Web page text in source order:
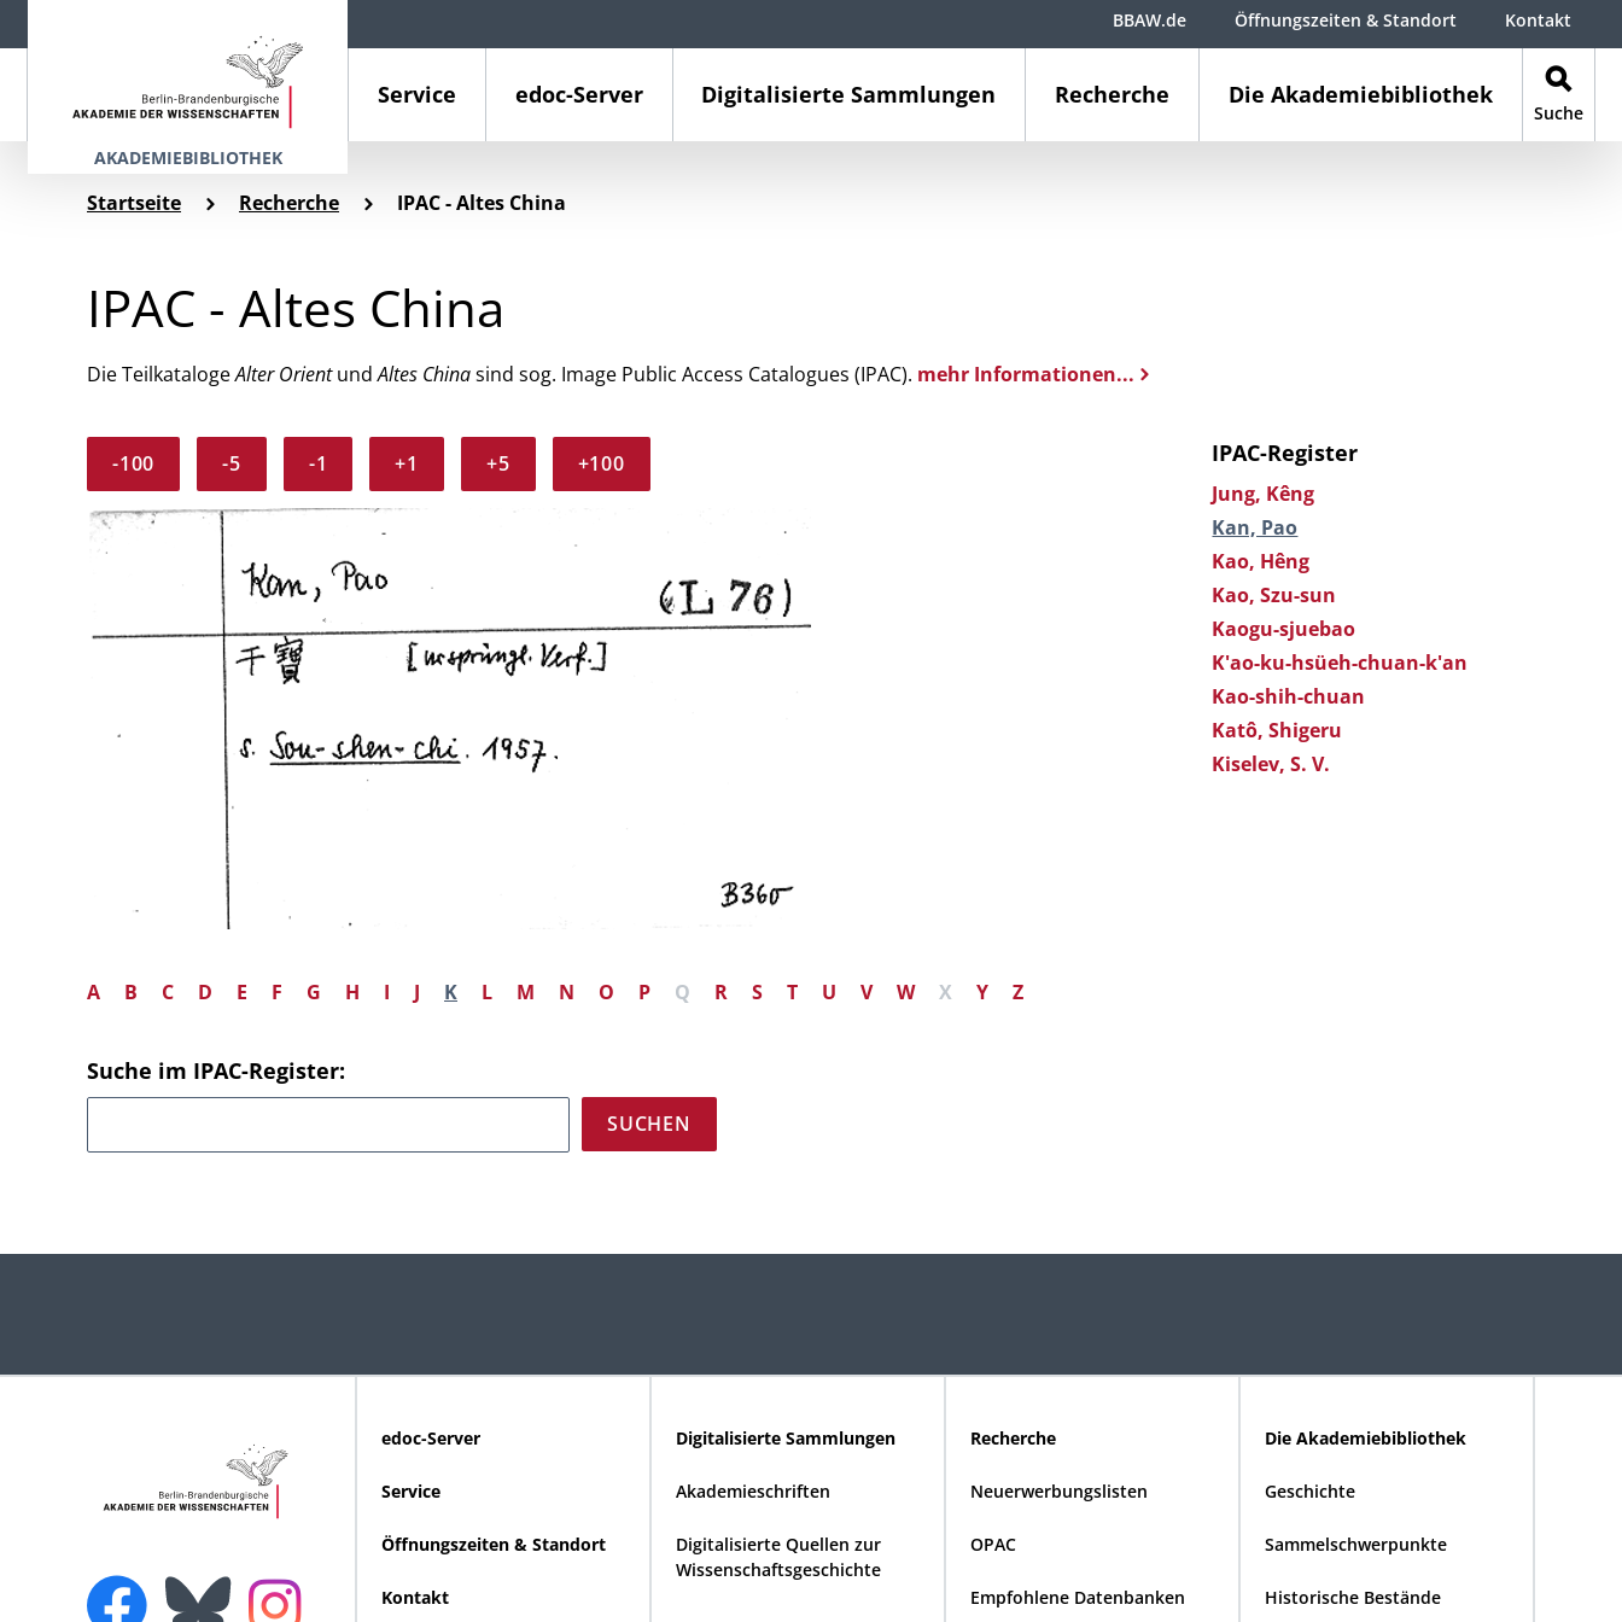
AKADEMIEBIBLIOTHEK
Service edoc-Server Digitalisierte Sammlungen Recherche Die Akademiebibliothek
Suche
BBAW.de Öffnungszeiten & Standort Kontakt
Startseite Recherche IPAC - Altes China
IPAC - Altes China
Die TeilkatalogeAlter OrientundAltes Chinasind sog. Image Public Access Catalogues (IPAC). mehr Informationen...
-100 -5 -1 +1 +5 +100
A B C D E F G H I J K L M N O P Q R S T U V W X Y Z
Suche im IPAC-Register:
IPAC-Register
Jung, Kêng
Kan, Pao
Kao, Hêng
Kao, Szu-sun
Kaogu-sjuebao
K'ao-ku-hsüeh-chuan-k'an
Kao-shih-chuan
Katô, Shigeru
Kiselev, S. V.
edoc-Server
Service
Öffnungszeiten & Standort
Kontakt
Digitalisierte Sammlungen
Akademieschriften
Digitalisierte Quellen zur
Wissenschaftsgeschichte
Recherche
Neuerwerbungslisten
OPAC
Empfohlene Datenbanken
Die Akademiebibliothek
Geschichte
Sammelschwerpunkte
Historische Bestände